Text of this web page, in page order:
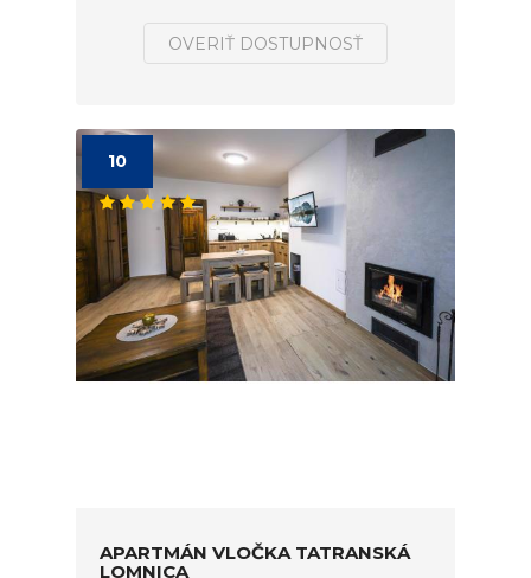
OVERIŤ DOSTUPNOSŤ
10
APARTMÁN VLOČKA TATRANSKÁ
LOMNICA